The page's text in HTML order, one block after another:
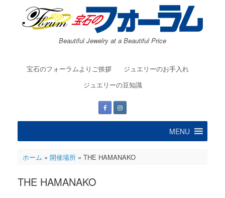
Beautiful Jewelry at a Beautiful Price
宝石のフォーラムよりご挨拶
ジュエリーのお手入れ
ジュエリーの豆知識
MENU
ホーム » 開催場所» THE HAMANAKO
THE HAMANAKO